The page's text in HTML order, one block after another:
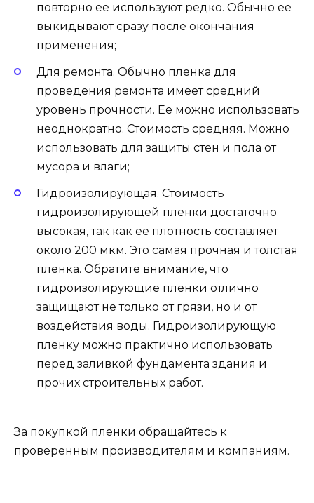
повторно ее используют редко. Обычно ее
выкидывают сразу после окончания
применения;
Для ремонта. Обычно пленка для
проведения ремонта имеет средний
уровень прочности. Ее можно использовать
неоднократно. Стоимость средняя. Можно
использовать для защиты стен и пола от
мусора и влаги;
Гидроизолирующая. Стоимость
гидроизолирующей пленки достаточно
высокая, так как ее плотность составляет
около 200 мкм. Это самая прочная и толстая
пленка. Обратите внимание, что
гидроизолирующие пленки отлично
защищают не только от грязи, но и от
воздействия воды. Гидроизолирующую
пленку можно практично использовать
перед заливкой фундамента здания и
прочих строительных работ.
За покупкой пленки обращайтесь к
проверенным производителям и компаниям.